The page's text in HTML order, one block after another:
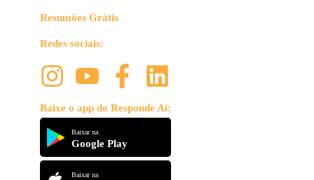
Resumões Grátis
Redes sociais:
Baixe o app do Responde Aí:
Baixar na
Google Play
Baixar na